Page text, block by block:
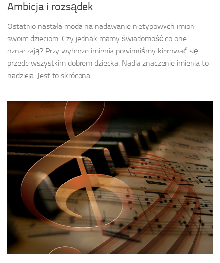
Ambicja i rozsądek
Ostatnio nastała moda na nadawanie nietypowych imion
swoim dzieciom. Czy jednak mamy świadomość co one
oznaczają? Przy wyborze imienia powinniśmy kierować się
przede wszystkim dobrem dziecka. Nadia znaczenie imienia to
nadzieja. Jest to skrócona...